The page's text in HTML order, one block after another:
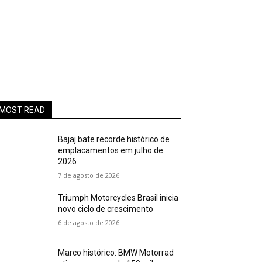
MOST READ
Bajaj bate recorde histórico de
emplacamentos em julho de
2026
7 de agosto de 2026
Triumph Motorcycles Brasil inicia
novo ciclo de crescimento
6 de agosto de 2026
Marco histórico: BMW Motorrad